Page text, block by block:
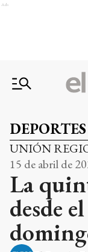
Ads
DEPORTES
UNIÓN
15 de abril de
La
desde